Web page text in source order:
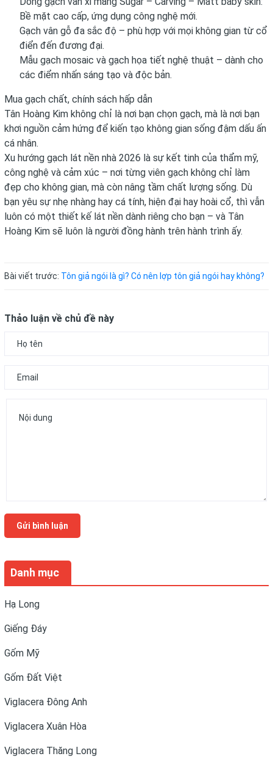
Danh mục
Hạ Long
Giếng Đáy
Gốm Mỹ
Gốm Đất Việt
Viglacera Đông Anh
Viglacera Xuân Hòa
Viglacera Thăng Long
Bề mặt cao cấp, ứng dụng công nghệ mới.
Gạch vân gỗ đa sắc độ – phù hợp với mọi không gian từ cổ
điển đến đương đại.
Mẫu gạch mosaic và gạch họa tiết nghệ thuật – dành cho
các điểm nhấn sáng tạo và độc bản.
Mua gạch chất, chính sách hấp dẫn
Tân Hoàng Kim không chỉ là nơi bạn chọn gạch, mà là nơi bạn
khơi nguồn cảm hứng để kiến tạo không gian sống đậm dấu ấn
cá nhân.
Xu hướng gạch lát nền nhà 2026 là sự kết tinh của thẩm mỹ,
công nghệ và cảm xúc – nơi từng viên gạch không chỉ làm
đẹp cho không gian, mà còn nâng tầm chất lượng sống. Dù
bạn yêu sự nhẹ nhàng hay cá tính, hiện đại hay hoài cổ, thì vẫn
luôn có một thiết kế lát nền dành riêng cho bạn – và Tân
Hoàng Kim sẽ luôn là người đồng hành trên hành trình ấy.
Bài viết trước: Tôn giả ngói là gì? Có nên lợp tôn giả ngói hay không?
Thảo luận về chủ đề này
Gửi bình luận